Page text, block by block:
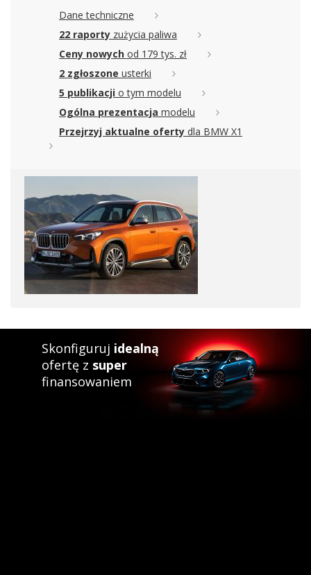
Dane techniczne
22 raporty zużycia paliwa
Ceny nowych od 179 tys. zł
2 zgłoszone usterki
5 publikacji o tym modelu
Ogólna prezentacja modelu
Przejrzyj aktualne oferty dla BMW X1
Skonfiguruj idealną
ofertę z super
finansowaniem